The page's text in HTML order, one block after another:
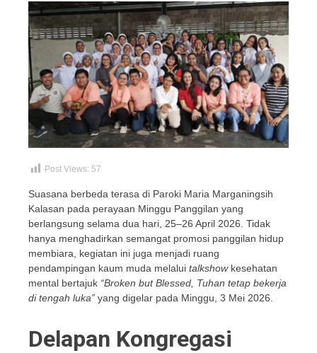
Post Views: 57
Suasana berbeda terasa di Paroki Maria Marganingsih
Kalasan pada perayaan Minggu Panggilan yang
berlangsung selama dua hari, 25–26 April 2026. Tidak
hanya menghadirkan semangat promosi panggilan hidup
membiara, kegiatan ini juga menjadi ruang
pendampingan kaum muda melalui talkshowkesehatan
mental bertajuk “Broken but Blessed, Tuhan tetap bekerja
di tengah luka” yang digelar pada Minggu, 3 Mei 2026.
Delapan Kongregasi